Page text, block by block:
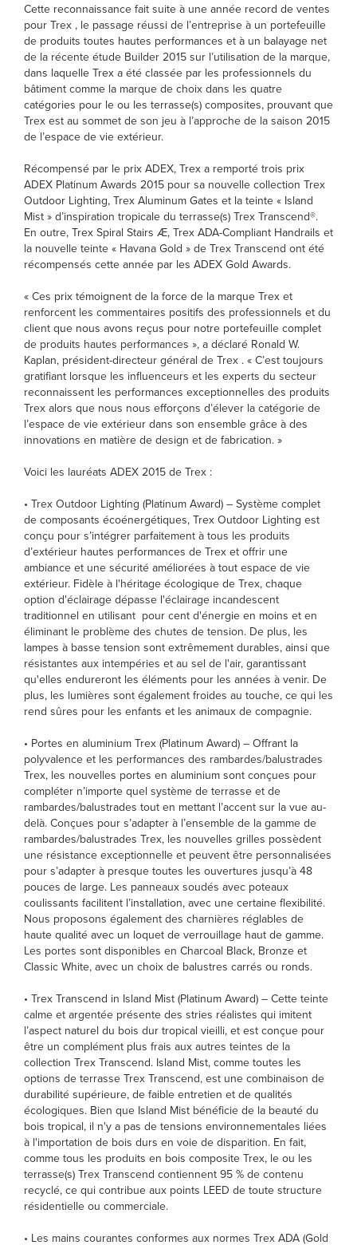
Cette reconnaissance fait suite à une année record de ventes
pour Trex , le passage réussi de l’entreprise à un portefeuille
de produits toutes hautes performances et à un balayage net
de la récente étude Builder 2015 sur l’utilisation de la marque,
dans laquelle Trex a été classée par les professionnels du
bâtiment comme la marque de choix dans les quatre
catégories pour le ou les terrasse(s) composites, prouvant que
Trex est au sommet de son jeu à l’approche de la saison 2015
de l’espace de vie extérieur.
Récompensé par le prix ADEX, Trex a remporté trois prix
ADEX Platinum Awards 2015 pour sa nouvelle collection Trex
Outdoor Lighting, Trex Aluminum Gates et la teinte « Island
Mist » d’inspiration tropicale du terrasse(s) Trex Transcend®.
En outre, Trex Spiral Stairs Æ, Trex ADA-Compliant Handrails et
la nouvelle teinte « Havana Gold » de Trex Transcend ont été
récompensés cette année par les ADEX Gold Awards.
« Ces prix témoignent de la force de la marque Trex et
renforcent les commentaires positifs des professionnels et du
client que nous avons reçus pour notre portefeuille complet
de produits hautes performances », a déclaré Ronald W.
Kaplan, président-directeur général de Trex . « C’est toujours
gratifiant lorsque les influenceurs et les experts du secteur
reconnaissent les performances exceptionnelles des produits
Trex alors que nous nous efforçons d’élever la catégorie de
l’espace de vie extérieur dans son ensemble grâce à des
innovations en matière de design et de fabrication. »
Voici les lauréats ADEX 2015 de Trex :
• Trex Outdoor Lighting (Platinum Award) – Système complet
de composants écoénergétiques, Trex Outdoor Lighting est
conçu pour s’intégrer parfaitement à tous les produits
d’extérieur hautes performances de Trex et offrir une
ambiance et une sécurité améliorées à tout espace de vie
extérieur. Fidèle à l'héritage écologique de Trex, chaque
option d'éclairage dépasse l'éclairage incandescent
traditionnel en utilisant pour cent d'énergie en moins et en
éliminant le problème des chutes de tension. De plus, les
lampes à basse tension sont extrêmement durables, ainsi que
résistantes aux intempéries et au sel de l'air, garantissant
qu'elles endureront les éléments pour les années à venir. De
plus, les lumières sont également froides au touche, ce qui les
rend sûres pour les enfants et les animaux de compagnie.
• Portes en aluminium Trex (Platinum Award) – Offrant la
polyvalence et les performances des rambardes/balustrades
Trex, les nouvelles portes en aluminium sont conçues pour
compléter n’importe quel système de terrasse et de
rambardes/balustrades tout en mettant l’accent sur la vue au-
delà. Conçues pour s’adapter à l’ensemble de la gamme de
rambardes/balustrades Trex, les nouvelles grilles possèdent
une résistance exceptionnelle et peuvent être personnalisées
pour s’adapter à presque toutes les ouvertures jusqu’à 48
pouces de large. Les panneaux soudés avec poteaux
coulissants facilitent l’installation, avec une certaine flexibilité.
Nous proposons également des charnières réglables de
haute qualité avec un loquet de verrouillage haut de gamme.
Les portes sont disponibles en Charcoal Black, Bronze et
Classic White, avec un choix de balustres carrés ou ronds.
• Trex Transcend in Island Mist (Platinum Award) – Cette teinte
calme et argentée présente des stries réalistes qui imitent
l’aspect naturel du bois dur tropical vieilli, et est conçue pour
être un complément plus frais aux autres teintes de la
collection Trex Transcend. Island Mist, comme toutes les
options de terrasse Trex Transcend, est une combinaison de
durabilité supérieure, de faible entretien et de qualités
écologiques. Bien que Island Mist bénéficie de la beauté du
bois tropical, il n'y a pas de tensions environnementales liées
à l'importation de bois durs en voie de disparition. En fait,
comme tous les produits en bois composite Trex, le ou les
terrasse(s) Trex Transcend contiennent 95 % de contenu
recyclé, ce qui contribue aux points LEED de toute structure
résidentielle ou commerciale.
• Les mains courantes conformes aux normes Trex ADA (Gold